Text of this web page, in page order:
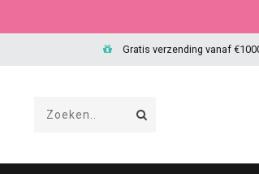
Gratis verzending vanaf